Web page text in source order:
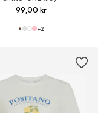
99,00 kr
+2